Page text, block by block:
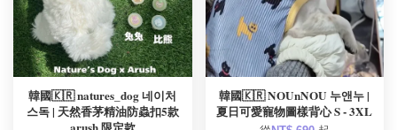
韓國🇰🇷 natures_dog 네이처
스독 | 天然香茅精油防蟲扣5款
韓國🇰🇷 NOUnNOU 누앤누 |
夏日可愛寵物圖樣背心 S - 3XL